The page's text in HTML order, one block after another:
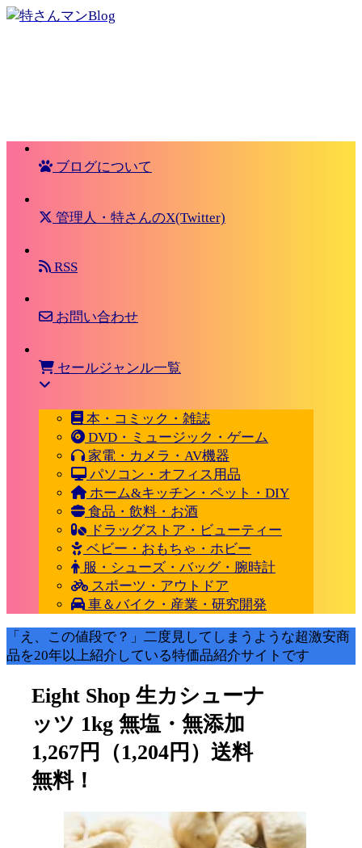
ブログについて
管理人・特さんのX(Twitter)
RSS
お問い合わせ
セールジャンル一覧
本・コミック・雑誌
DVD・ミュージック・ゲーム
家電・カメラ・AV機器
パソコン・オフィス用品
ホーム&キッチン・ペット・DIY
食品・飲料・お酒
ドラッグストア・ビューティー
ベビー・おもちゃ・ホビー
服・シューズ・バッグ・腕時計
スポーツ・アウトドア
車＆バイク・産業・研究開発
「え、この値段で？」二度見してしまうような超激安商
品を20年以上紹介している特価品紹介サイトです
Eight Shop 生カシューナ
ッツ 1kg 無塩・無添加
1,267円（1,204円）送料
無料！